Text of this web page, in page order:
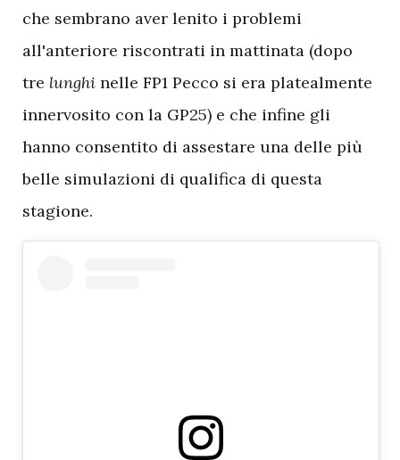
che sembrano aver lenito i problemi
all'anteriore riscontrati in mattinata (dopo
tre lunghi nelle FP1 Pecco si era platealmente
innervosito con la GP25) e che infine gli
hanno consentito di assestare una delle più
belle simulazioni di qualifica di questa
stagione.